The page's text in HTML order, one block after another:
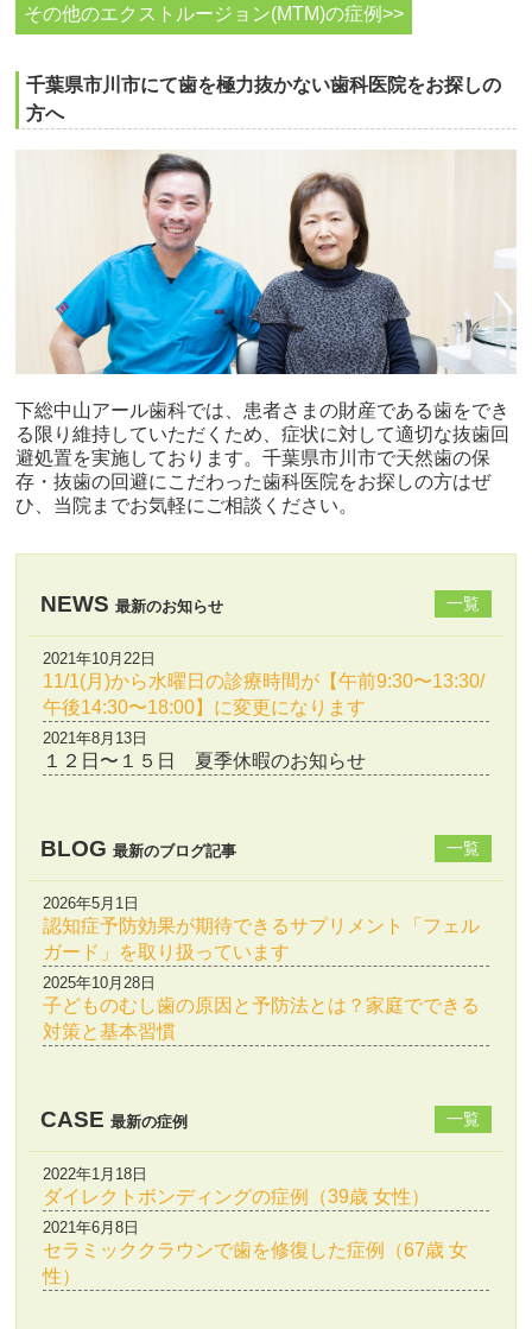
その他のエクストルージョン(MTM)の症例>>
千葉県市川市にて歯を極力抜かない歯科医院をお探しの
方へ
下総中山アール歯科では、患者さまの財産である歯をでき
る限り維持していただくため、症状に対して適切な抜歯回
避処置を実施しております。千葉県市川市で天然歯の保
存・抜歯の回避にこだわった歯科医院をお探しの方はぜ
ひ、当院までお気軽にご相談ください。
NEWS 最新のお知らせ 一覧
2021年10月22日
11/1(月)から水曜日の診療時間が【午前9:30〜13:30/
午後14:30〜18:00】に変更になります
2021年8月13日
１２日〜１５日 夏季休暇のお知らせ
BLOG 最新のブログ記事 一覧
2026年5月1日
認知症予防効果が期待できるサプリメント「フェル
ガード」を取り扱っています
2025年10月28日
子どものむし歯の原因と予防法とは？家庭でできる
対策と基本習慣
CASE 最新の症例 一覧
2022年1月18日
ダイレクトボンディングの症例（39歳 女性）
2021年6月8日
セラミッククラウンで歯を修復した症例（67歳 女
性）